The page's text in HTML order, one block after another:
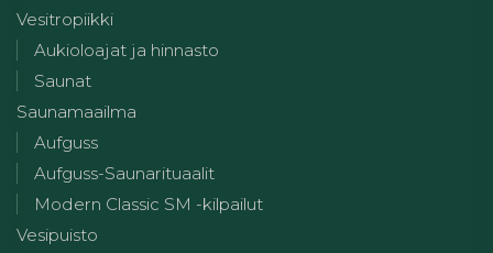
Vesitropiikki
Aukioloajat ja hinnasto
Saunat
Saunamaailma
Aufguss
Aufguss-Saunarituaalit
Modern Classic SM -kilpailut
Vesipuisto